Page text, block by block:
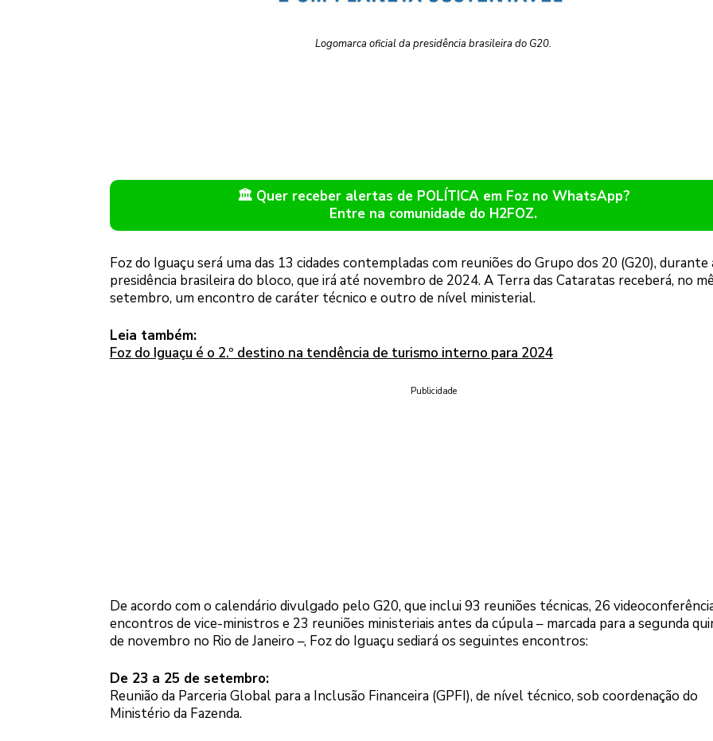
Logomarca oficial da presidência brasileira do G20.
🏛️ Quer receber alertas de POLÍTICA em Foz no WhatsApp?
Entre na comunidade do H2FOZ.
Foz do Iguaçu será uma das 13 cidades contempladas com reuniões do Grupo dos 20 (G20), durante
presidência brasileira do bloco, que irá até novembro de 2024. A Terra das Cataratas receberá, no
setembro, um encontro de caráter técnico e outro de nível ministerial.
Leia também:
Foz do Iguaçu é o 2.º destino na tendência de turismo interno para 2024
Publicidade
De acordo com o calendário divulgado pelo G20, que inclui 93 reuniões técnicas, 26
encontros de vice-ministros e 23 reuniões ministeriais antes da cúpula – marcada para a segunda
de novembro no Rio de Janeiro –, Foz do Iguaçu sediará os seguintes encontros:
De 23 a 25 de setembro:
Reunião da Parceria Global para a Inclusão Financeira (GPFI), de nível técnico, sob coordenação do
Ministério da Fazenda.